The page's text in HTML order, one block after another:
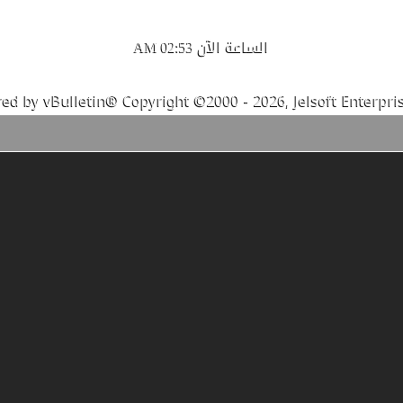
الساعة الآن 02:53 AM
by vBulletin® Copyright ©2000 - 2026, Jelsoft